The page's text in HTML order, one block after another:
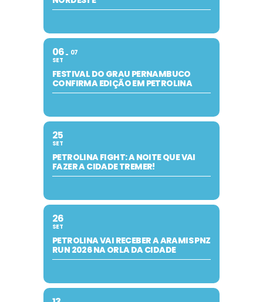
06
SET
07
FESTIVAL DO GRAU PERNAMBUCO
CONFIRMA EDIÇÃO EM PETROLINA
25
SET
PETROLINA FIGHT: A NOITE QUE VAI
FAZER A CIDADE TREMER!
26
SET
PETROLINA VAI RECEBER A ARAMIS PNZ
RUN 2026 NA ORLA DA CIDADE